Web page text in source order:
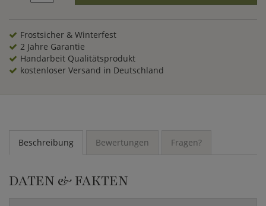
Frostsicher & Winterfest
2 Jahre Garantie
Handarbeit Qualitätsprodukt
kostenloser Versand in Deutschland
Beschreibung Bewertungen Fragen?
DATEN & FAKTEN